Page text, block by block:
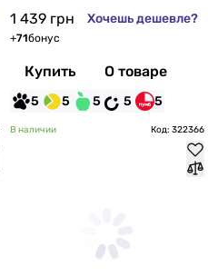
1 439 грн Хочешь дешевле?
+71бонус
Купить О товаре
5 5 5 5 5
В наличии Код: 322366